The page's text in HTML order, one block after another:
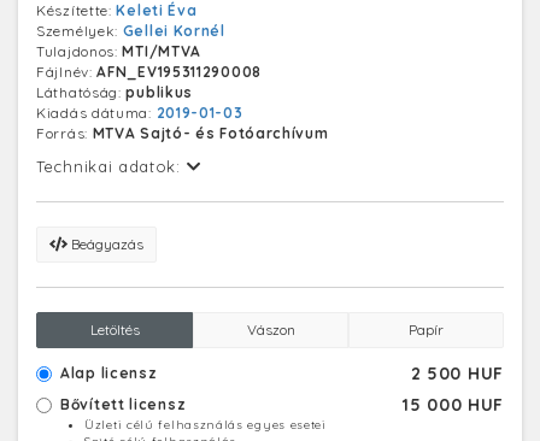
Készítette:Keleti Éva
Személyek: Gellei Kornél
Tulajdonos:MTI/MTVA
Fájlnév:AFN_EV195311290008
Láthatóság:publikus
Kiadás dátuma: 2019-01-03
Forrás: MTVA Sajtó- és Fotóarchívum
Technikai adatok:
Beágyazás
Letöltés Vászon Papír
Alap licensz 2 500 HUF
Bővített licensz 15 000 HUF
Üzleti célú felhasználás egyes esetei